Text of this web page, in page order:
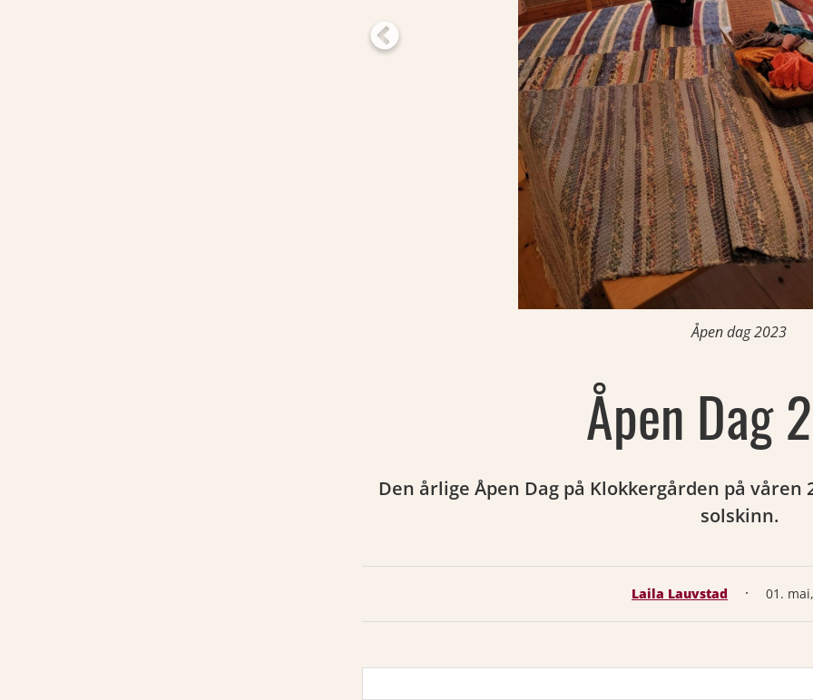
Åpen dag 2023
Åpen Dag
Den årlige Åpen Dag på Klokkergården på våren
solskinn.
Laila Lauvstad · 01.